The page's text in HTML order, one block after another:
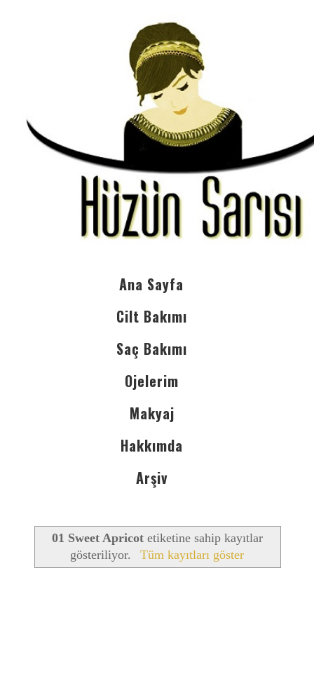
Ana Sayfa
Cilt Bakımı
Saç Bakımı
Ojelerim
Makyaj
Hakkımda
Arşiv
01 Sweet Apricotetiketine sahip kayıtlar
gösteriliyor.
Tüm kayıtları göster